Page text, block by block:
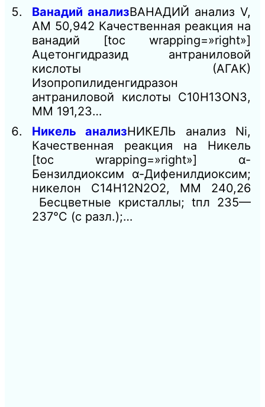
Ванадий анализВАНАДИЙ анализ V,
AM 50,942 Качественная реакция на
ванадий [toc wrapping=»right»]
Ацетонгидразид антраниловой
кислоты (АГАК)
Изопропилиденгидразон
антраниловой кислоты C10H13ON3,
ММ 191,23…
Никель анализНИКЕЛЬ анализ Ni,
Качественная реакция на Никель
[toc wrapping=»right»] α-
Бензилдиоксим α-Дифенилдиоксим;
никелон C14H12N2O2, ММ 240,26
Бесцветные кристаллы; tпл 235—
237°С (с разл.);…